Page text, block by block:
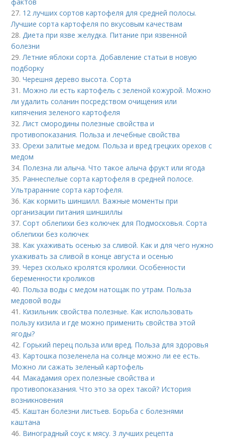
27. 12 лучших сортов картофеля для средней полосы.
Лучшие сорта картофеля по вкусовым качествам
28.Диета при язве желудка. Питание при язвенной
болезни
29.Летние яблоки сорта. Добавление статьи в новую
подборку
30.Черешня дерево высота. Сорта
31. Можно ли есть картофель с зеленой кожурой. Можно
ли удалить соланин посредством очищения или
кипячения зеленого картофеля
32.Лист смородины полезные свойства и
противопоказания. Польза и лечебные свойства
33.Орехи залитые медом. Польза и вред грецких орехов с
медом
34. Полезна ли алыча. Что такое алыча фрукт или ягода
35. Раннеспелые сорта картофеля в средней полосе.
Ультраранние сорта картофеля.
36. Как кормить шиншилл. Важные моменты при
организации питания шиншиллы
37.Сорт облепихи без колючек для Подмосковья. Сорта
облепихи без колючек
38. Как ухаживать осенью за сливой. Как и для чего нужно
ухаживать за сливой в конце августа и осенью
39.Через сколько кролятся кролики. Особенности
беременности кроликов
40. Польза воды с медом натощак по утрам. Польза
медовой воды
41. Кизильник свойства полезные. Как использовать
пользу кизила и где можно применить свойства этой
ягоды?
42. Горький перец польза или вред. Польза для здоровья
43. Картошка позеленела на солнце можно ли ее есть.
Можно ли сажать зеленый картофель
44. Макадамия орех полезные свойства и
противопоказания. Что это за орех такой? История
возникновения
45. Каштан болезни листьев. Борьба с болезнями
каштана
46. Виноградный соус к мясу. 3 лучших рецепта